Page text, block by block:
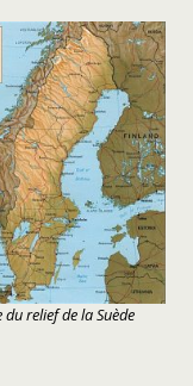
du relief de la Suède